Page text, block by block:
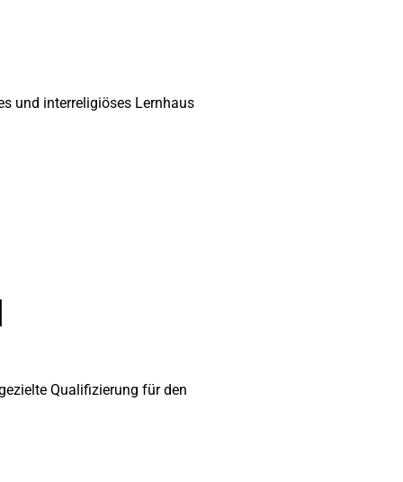
und interreligiöses Lernhaus
Qualifizierung für den